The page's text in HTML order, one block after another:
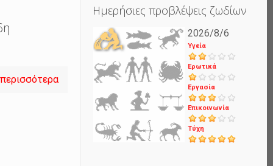
Ημερήσιες προβλέψεις ζωδίων
2026/8/6
Υγεία
Ερωτικά
Εργασία
Επικοινωνία
Τύχη